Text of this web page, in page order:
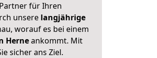
für Ihren
unsere langjährige
worauf es bei einem
Herneankommt. Mit
sicher ans Ziel.